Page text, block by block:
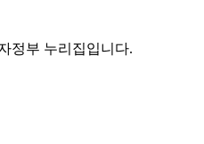
정부 누리집입니다.